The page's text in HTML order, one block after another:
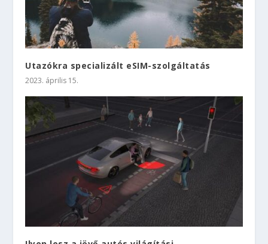
Utazókra specializált eSIM-szolgáltatás
2023. április 15.